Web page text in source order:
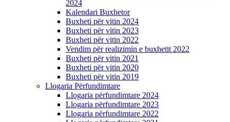
2024
Kalendari Buxhetor
Buxheti për vitin 2024
Buxheti për vitin 2023
Buxheti për vitin 2022
Vendim për realizimin e buxhetit 2022
Buxheti për vitin 2021
Buxheti për vitin 2020
Buxheti për vitin 2019
Llogaria Përfundimtare
Llogaria përfundimtare 2024
Llogaria përfundimtare 2023
Llogaria përfundimtare 2022